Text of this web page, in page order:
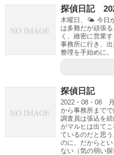
探偵日記
木曜日、🌤 今日
は多難だが頑張
く、緻密に営業
事務所に行き、
整理を手始めに。
探偵日記
2022・08・08
から事務所まで
調査員は張込を
がマルヒは出て
ているのだと思
のに、だからと
ない（気の弱い